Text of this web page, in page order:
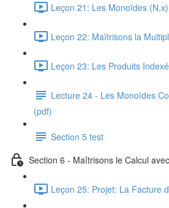
Leçon 21: Les Monoïdes
Leçon 22: Maîtrisons la
Leçon 23: Les Produits
Lecture 24 - Les Monoïdes
(pdf)
Section 5 test
Section 6 - Maîtrisons le Calcul
Leçon 25: Projet: La Facture